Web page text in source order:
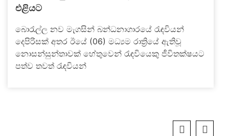
එළියට
බොරැල්ල නව මැගසින් බන්ධනාගාරයේ රැඳවියන්
දෙපිරිසක් අතර ඊයේ (06) මධ්‍යම රාත්‍රියේ ඇතිවූ
නොසන්සුන්තාවක් හේතුවෙන් රැඳවියෙකු ජීවිතක්ෂයට
පත්ව තවත් රැඳවියන්